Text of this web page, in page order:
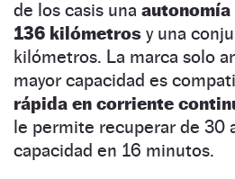
de los casis una
136 kilómetros y una
kilómetros. La marca solo
mayor capacidad es
rápida en corriente
le permite recuperar de 30
capacidad en 16 minutos.